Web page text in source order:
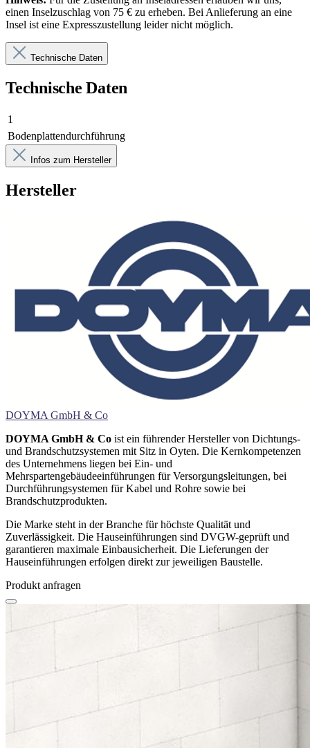
einen Inselzuschlag von 75 € zu erheben. Bei Anlieferung an eine
Insel ist eine Expresszustellung leider nicht möglich.
Technische Daten
Technische Daten
1
Bodenplattendurchführung
Infos zum Hersteller
Hersteller
DOYMA GmbH & Co
DOYMA GmbH & Co ist ein führender Hersteller von Dichtungs-
und Brandschutzsystemen mit Sitz in Oyten. Die Kernkompetenzen
des Unternehmens liegen bei Ein- und
Mehrspartengebäudeeinführungen für Versorgungsleitungen, bei
Durchführungsystemen für Kabel und Rohre sowie bei
Brandschutzprodukten.
Die Marke steht in der Branche für höchste Qualität und
Zuverlässigkeit. Die Hauseinführungen sind DVGW-geprüft und
garantieren maximale Einbausicherheit. Die Lieferungen der
Hauseinführungen erfolgen direkt zur jeweiligen Baustelle.
Produkt anfragen